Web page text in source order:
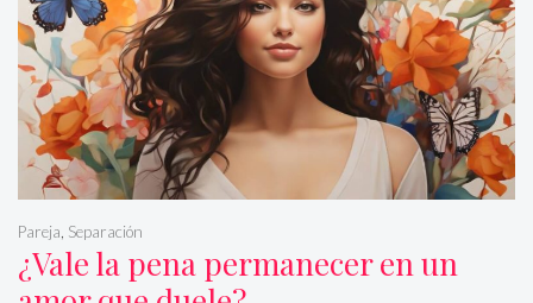
¿Vale la pena permanecer en un
Pareja Separación